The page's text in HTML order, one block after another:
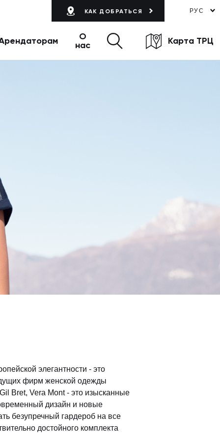
КАК ДОБРАТЬСЯ РУС
О
нас
Карта ТРЦ
элегантности - это
фирм женской одежды
Bret, Vera Mont - это изысканные
дизайн и новые
безупречный гардероб на все
достойного комплекта